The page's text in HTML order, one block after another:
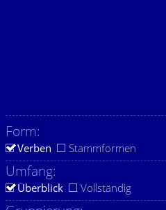
Form:
Verben Stammformen
Umfang:
Überblick Vollständig